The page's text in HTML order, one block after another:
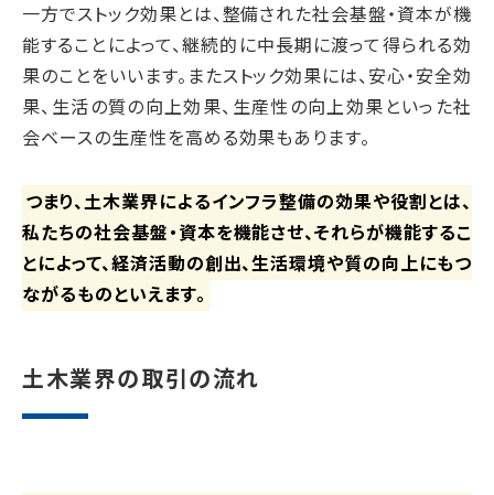
一方でストック効果とは、整備された社会基盤・資本が機
能することによって、継続的に中長期に渡って得られる効
果のことをいいます。またストック効果には、安心・安全効
果、生活の質の向上効果、生産性の向上効果といった社
会ベースの生産性を高める効果もあります。
つまり、土木業界によるインフラ整備の効果や役割とは、
私たちの社会基盤・資本を機能させ、それらが機能するこ
とによって、経済活動の創出、生活環境や質の向上にもつ
ながるものといえます。
土木業界の取引の流れ